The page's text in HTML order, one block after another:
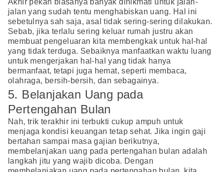
Akhir pekan biasanya banyak dinikmati untuk jalan-
jalan yang sudah tentu menghabiskan uang. Hal ini
sebetulnya sah saja, asal tidak sering-sering dilakukan.
Sebab, jika terlalu sering keluar rumah justru akan
membuat pengeluaran kita membengkak untuk hal-hal
yang tidak terduga. Sebaiknya manfaatkan waktu luang
untuk mengerjakan hal-hal yang tidak hanya
bermanfaat, tetapi juga hemat, seperti membaca,
olahraga, bersih-bersih, dan sebagainya.
5. Belanjakan Uang pada
Pertengahan Bulan
Nah, trik terakhir ini terbukti cukup ampuh untuk
menjaga kondisi keuangan tetap sehat. Jika ingin gaji
bertahan sampai masa gajian berikutnya,
membelanjakan uang pada pertengahan bulan adalah
langkah jitu yang wajib dicoba. Dengan